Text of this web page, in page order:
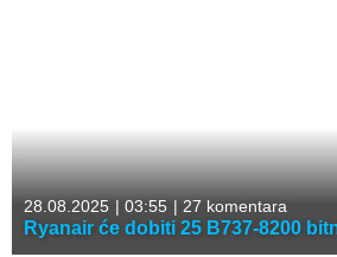
28.08.2025 | 03:55 | 27 komentara
Ryanair će dobiti 25 B737-8200